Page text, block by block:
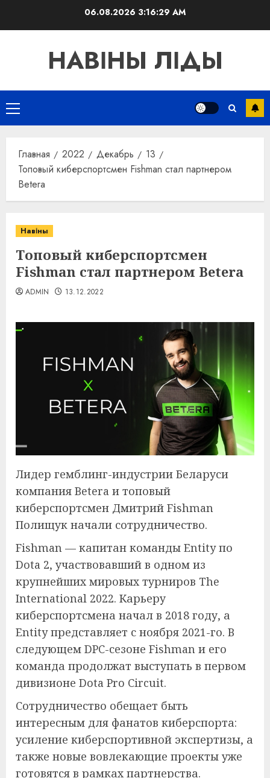
06.08.2026 3:16:30 AM
НАВІНЫ ЛІДЫ
Основное
меню
Главная 2022 Декабрь
13
Топовый киберспортсмен Fishman стал партнером
Betera
Навіны
Топовый киберспортсмен
Fishman стал партнером Betera
ADMIN 13.12.2022
Лидер гемблинг-индустрии Беларуси
компания Betera и топовый
киберспортсмен Дмитрий Fishman
Полищук начали сотрудничество.
Fishman — капитан команды Entity по
Dota 2, участвовавший в одном из
крупнейших мировых турниров The
International 2022. Карьеру
киберспортсмена начал в 2018 году, а
Entity представляет с ноября 2021-го. В
следующем DPC-сезоне Fishman и его
команда продолжат выступать в первом
дивизионе Dota Pro Circuit.
Сотрудничество обещает быть
интересным для фанатов киберспорта:
усиление киберспортивной экспертизы, а
также новые вовлекающие проекты уже
готовятся в рамках партнерства.